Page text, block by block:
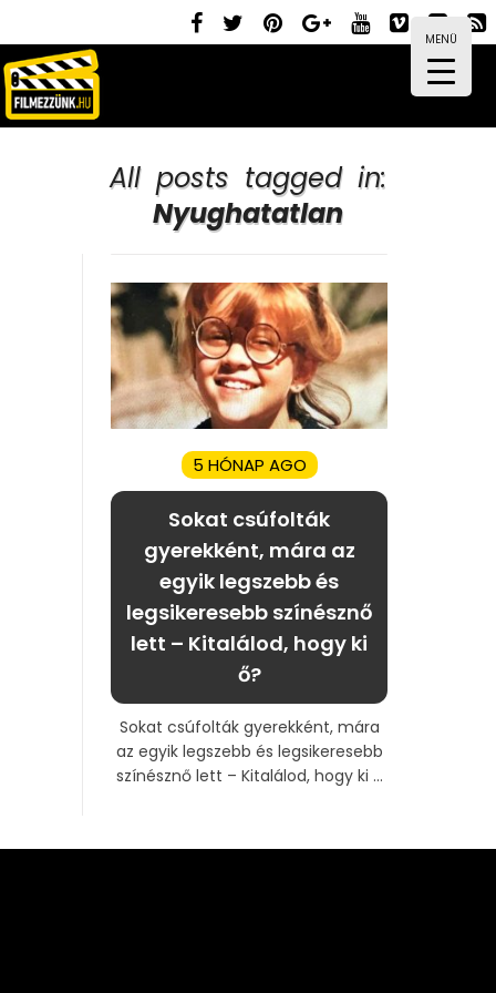
MENÜ
All posts tagged in:
Nyughatatlan
5 HÓNAP AGO
Sokat csúfolták
gyerekként, mára az
egyik legszebb és
legsikeresebb színésznő
lett – Kitalálod, hogy ki
ő?
Sokat csúfolták gyerekként, mára
az egyik legszebb és legsikeresebb
színésznő lett – Kitalálod, hogy ki ...